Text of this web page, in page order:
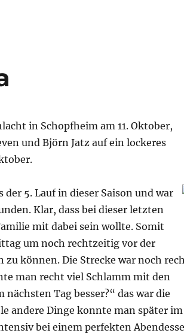
in Schopfheim am 11. Oktober,
und Björn Jatz auf ein lockeres
5. Lauf in dieser Saison und war
Klar, dass bei dieser letzten
mit dabei sein wollte. Somit
um noch rechtzeitig vor der
können. Die Strecke war noch
man recht viel Schlamm mit den
Tag besser?“ das war die
andere Dinge konnte man später im
bei einem perfekten